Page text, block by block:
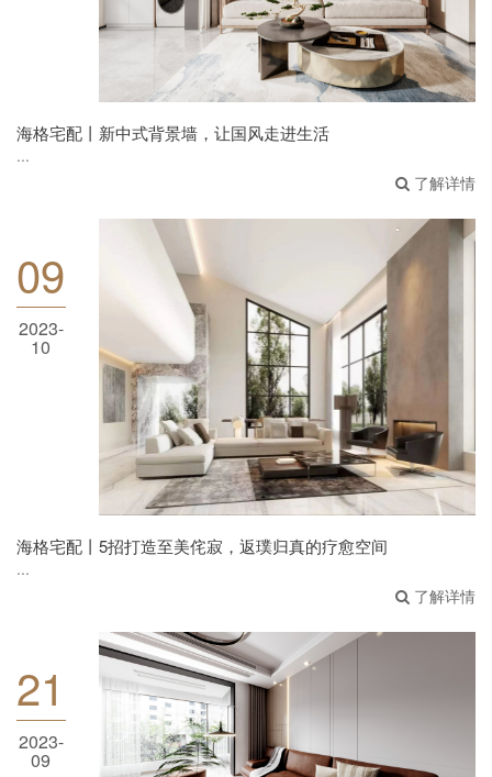
海格宅配丨新中式背景墙，让国风走进生活
...
了解详情
09
2023-
10
海格宅配丨5招打造至美侘寂，返璞归真的疗愈
空间
海格宅配丨5招打造至美侘寂，返璞归真的疗愈空间
...
了解详情
21
2023-
09
海格宅配丨删繁就简，自然而然的家